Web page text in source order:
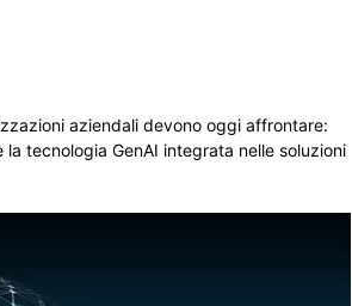
aziendali devono oggi affrontare:
tecnologia GenAI integrata nelle soluzioni